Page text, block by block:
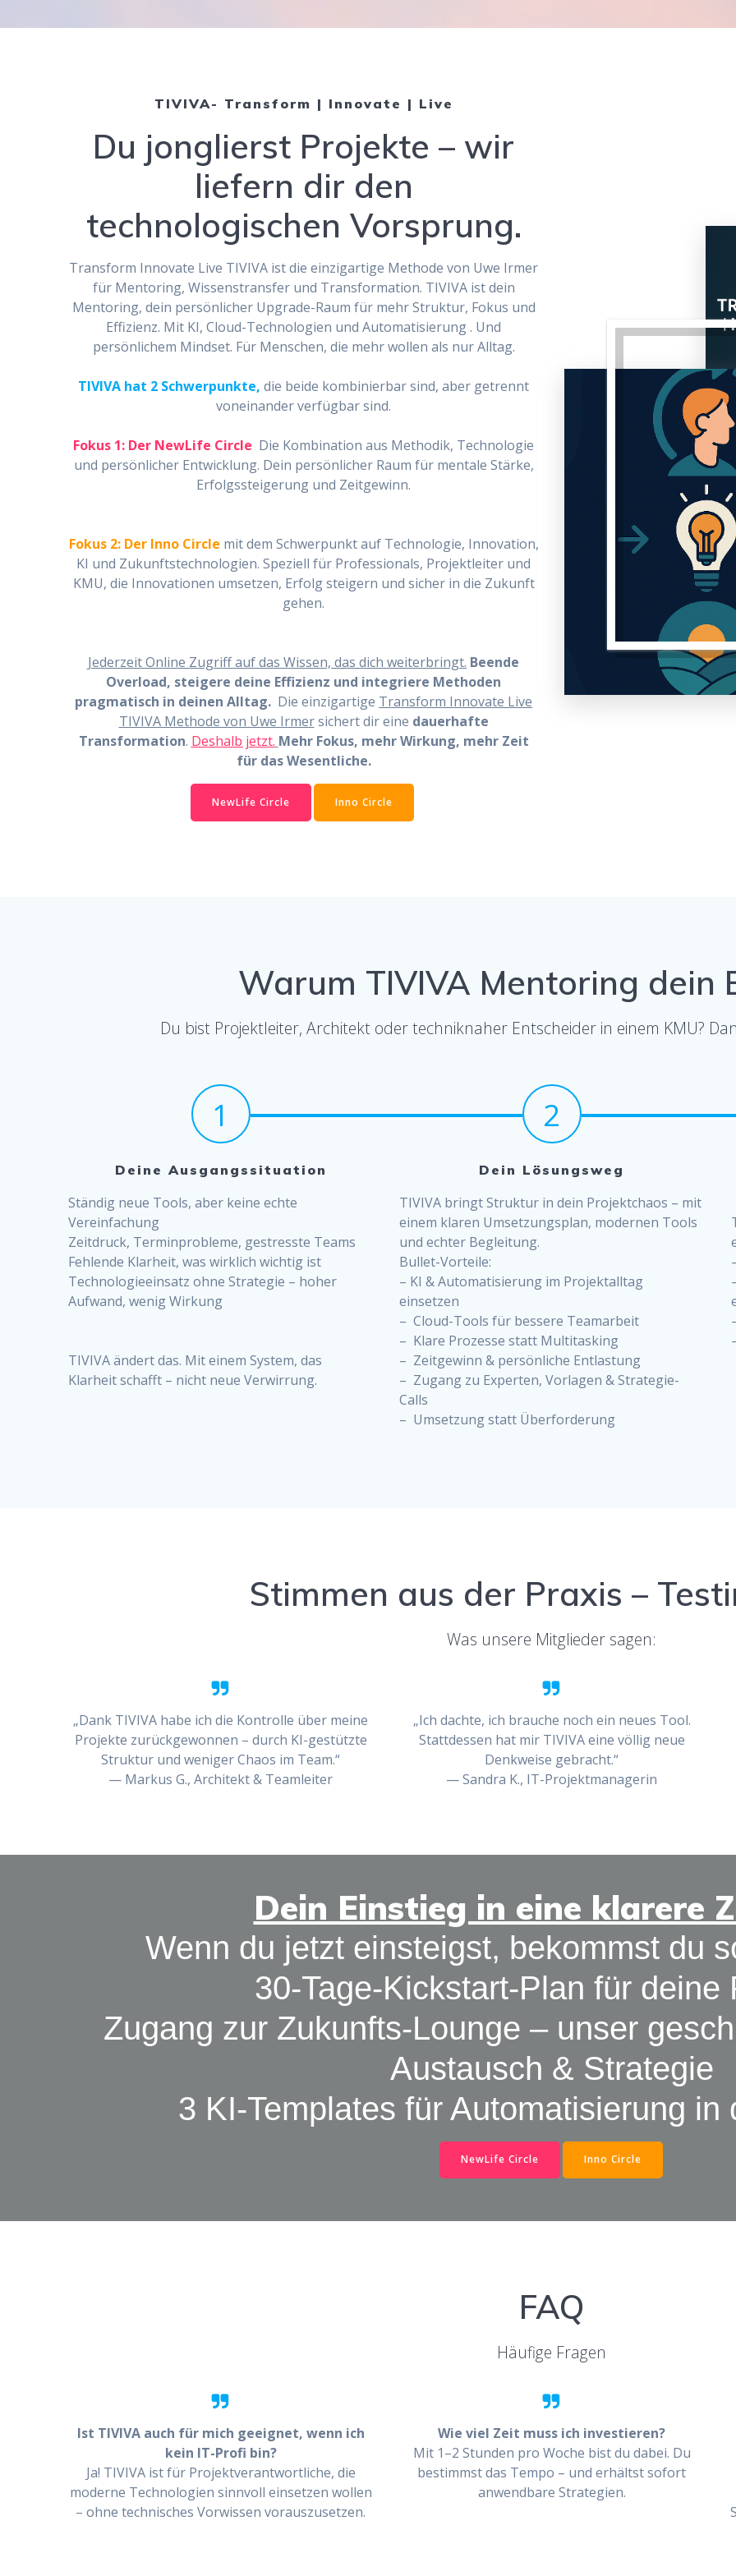
TIVIVA- Transform | Innovate | Live
Du jonglierst Projekte – wir
liefern dir den
technologischen Vorsprung.
Transform Innovate Live TIVIVA ist die einzigartige Methode von Uwe Irmer
für Mentoring, Wissenstransfer und Transformation. TIVIVA ist dein
Mentoring, dein persönlicher Upgrade-Raum für mehr Struktur, Fokus und
Effizienz. Mit KI, Cloud-Technologien und Automatisierung . Und
persönlichem Mindset. Für Menschen, die mehr wollen als nur Alltag.
TIVIVA hat 2 Schwerpunkte, die beide kombinierbar sind, aber getrennt
voneinander verfügbar sind.
Fokus 1: Der NewLife Circle Die Kombination aus Methodik, Technologie
und persönlicher Entwicklung. Dein persönlicher Raum für mentale Stärke,
Erfolgssteigerung und Zeitgewinn.
Fokus 2: Der Inno Circle mit dem Schwerpunkt auf Technologie, Innovation,
KI und Zukunftstechnologien. Speziell für Professionals, Projektleiter und
KMU, die Innovationen umsetzen, Erfolg steigern und sicher in die Zukunft
gehen.
Jederzeit Online Zugriff auf das Wissen, das dich weiterbringt. Beende
Overload, steigere deine Effizienz und integriere Methoden
pragmatisch in deinen Alltag. Die einzigartige Transform Innovate Live
TIVIVA Methode von Uwe Irmersichert dir eine dauerhafte
Transformation. Deshalb jetzt. Mehr Fokus, mehr Wirkung, mehr Zeit
für das Wesentliche.
NewLife Circle Inno Circle
Warum TIVIVA Mentoring dein
Du bist Projektleiter, Architekt oder techniknaher Entscheider in einem KMU?
1
Deine Ausgangssituation
Ständig neue Tools, aber keine echte
Vereinfachung
Zeitdruck, Terminprobleme, gestresste Teams
Fehlende Klarheit, was wirklich wichtig ist
Technologieeinsatz ohne Strategie – hoher
Aufwand, wenig Wirkung
TIVIVA ändert das. Mit einem System, das
Klarheit schafft – nicht neue Verwirrung.
2
Dein Lösungsweg
TIVIVA bringt Struktur in dein Projektchaos – mit
einem klaren Umsetzungsplan, modernen Tools
und echter Begleitung.
Bullet-Vorteile:
– KI & Automatisierung im Projektalltag
einsetzen
– Cloud-Tools für bessere Teamarbeit
– Klare Prozesse statt Multitasking
– Zeitgewinn & persönliche Entlastung
– Zugang zu Experten, Vorlagen & Strategie-
Calls
– Umsetzung statt Überforderung
Stimmen aus der Praxis –
Was unsere Mitglieder sagen:
„Dank TIVIVA habe ich die Kontrolle über meine
Projekte zurückgewonnen – durch KI-gestützte
Struktur und weniger Chaos im Team.“
— Markus G., Architekt & Teamleiter
„Ich dachte, ich brauche noch ein neues Tool.
Stattdessen hat mir TIVIVA eine völlig neue
Denkweise gebracht.“
— Sandra K., IT-Projektmanagerin
Dein Einstieg in eine klarere
Wenn du jetzt einsteigst, bekommst du
30-Tage-Kickstart-Plan für deine
Zugang zur Zukunfts-Lounge – unser
Austausch & Strategie
3 KI-Templates für Automatisierung in
NewLife Circle Inno Circle
FAQ
Häufige Fragen
Ist TIVIVA auch für mich geeignet, wenn ich
kein IT-Profi bin?
Ja! TIVIVA ist für Projektverantwortliche, die
moderne Technologien sinnvoll einsetzen wollen
– ohne technisches Vorwissen vorauszusetzen.
Wie viel Zeit muss ich investieren?
Mit 1–2 Stunden pro Woche bist du dabei. Du
bestimmst das Tempo – und erhältst sofort
anwendbare Strategien.